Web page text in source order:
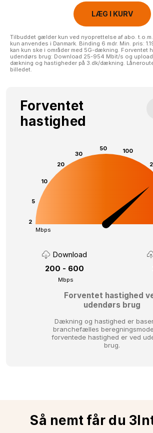
LÆG I KURV
Tilbuddet gælder kun ved nyoprettelse af abo.
kun anvendes i Danmark. Binding 6 mdr. Min. pris:
kan kun ske i områder med 5G-dækning. Forventet
udendørs brug: Download 25-954 Mbit/s og
dækning og hastigheder på 3.dk/dækning.
billedet.
Forventet
hastighed
2
5
10
20
30
50
100
Mbps
Download
200 - 600
Mbps
Forventet hastighed
udendørs brug
Dækning og hastighed er
branchefælles
forventede hastighed er ved
brug.
Så nemt får du